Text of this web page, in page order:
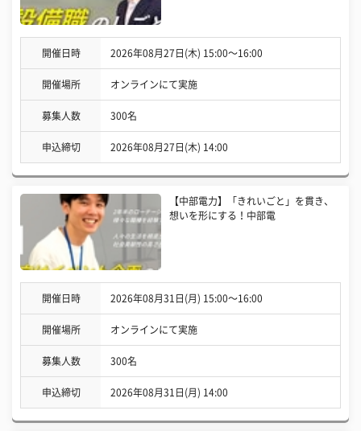
開催日時 2026年08月27日(木) 15:00〜16:00
開催場所 オンラインにて実施
募集人数 300名
申込締切 2026年08月27日(木) 14:00
【中部電力】「きれいごと」を貫き、
想いを形にする！中部電
開催日時 2026年08月31日(月) 15:00〜16:00
開催場所 オンラインにて実施
募集人数 300名
申込締切 2026年08月31日(月) 14:00